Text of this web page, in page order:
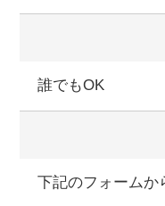
誰でもOK
下記のフォームか